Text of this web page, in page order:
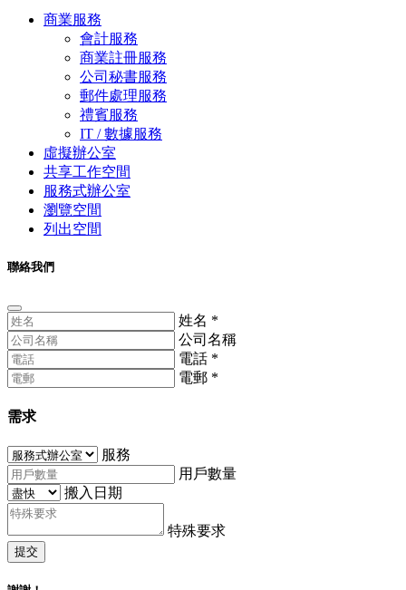
商業服務
會計服務
商業註冊服務
公司秘書服務
郵件處理服務
禮賓服務
IT / 數據服務
虛擬辦公室
共享工作空間
服務式辦公室
瀏覽空間
列出空間
聯絡我們
姓名 *
公司名稱
電話 *
電郵 *
需求
服務
用戶數量
搬入日期
特殊要求
提交